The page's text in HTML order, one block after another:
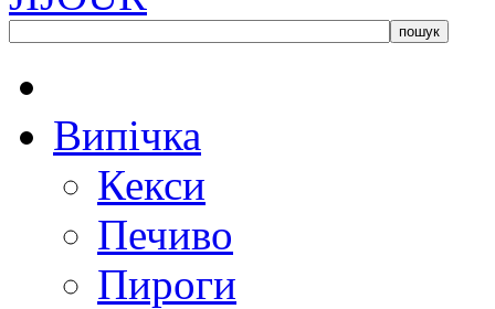
Випічка
Кекси
Печиво
Пироги